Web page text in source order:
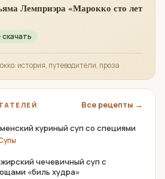
Лемприэра «Марокко сто лет
скачать
история, путеводители, проза
Все рецепты →
куриный суп со специями
чечевичный суп с
«биль худра»